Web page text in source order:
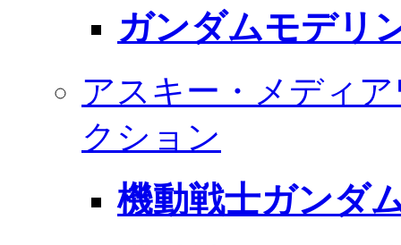
ガンダムモデリ
アスキー・メディ
クション
機動戦士ガンダ